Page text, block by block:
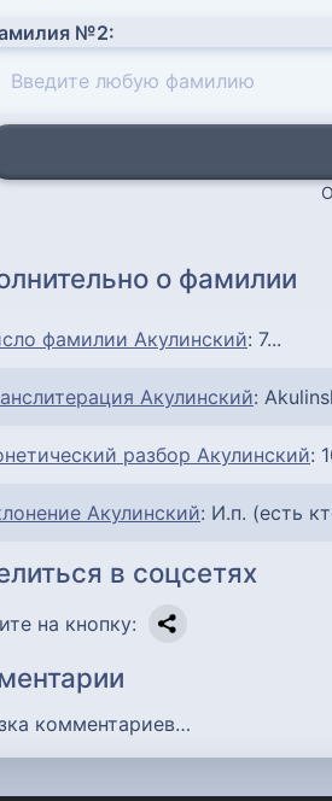
№2:
о фамилии
фамилии Акулинский: 7...
Акулинский:
разбор Акулинский:
Акулинский: И.п. (есть
в соцсетях
на кнопку:
комментариев…